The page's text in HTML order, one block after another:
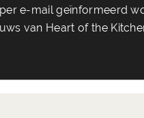
e-mail geïnformeerd
van Heart of the